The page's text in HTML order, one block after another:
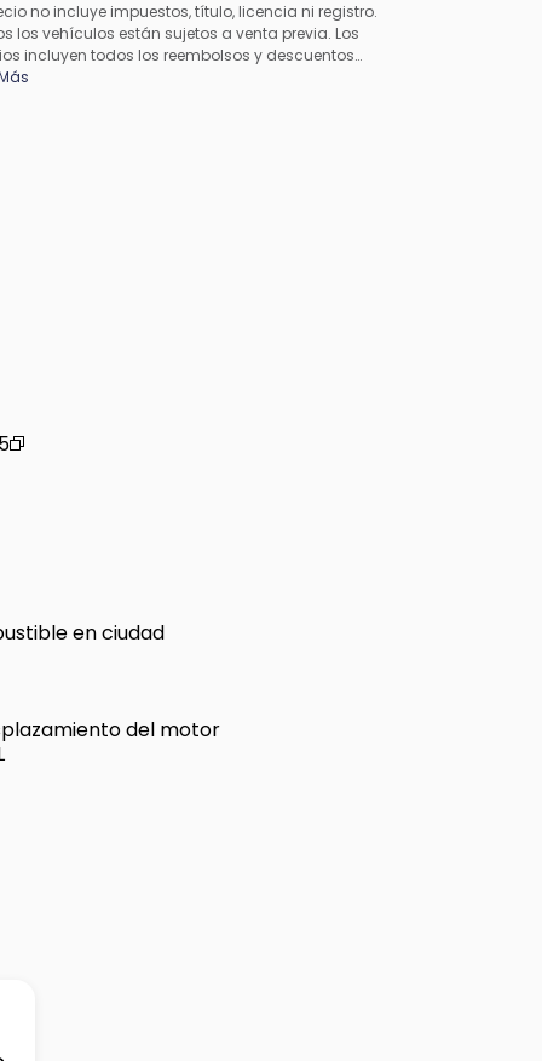
no incluye impuestos, título, licencia ni registro.
los vehículos están sujetos a venta previa. Los
incluyen todos los reembolsos y descuentos
disponibles para todos los consumidores;
en ciudad
del motor